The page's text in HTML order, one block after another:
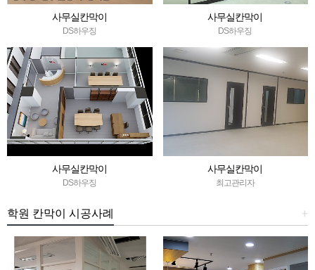
사무실칸막이
DS하우징
사무실칸막이
DS하우징
사무실칸막이
DS하우징
사무실칸막이
최고관리자
+
학원 칸막이 시공사례